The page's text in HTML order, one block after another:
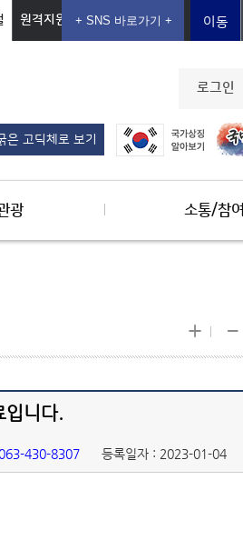
원격지원 이동
로그인
은 고딕체로 보기
광 소통/참여
+ -
니다.
430-8307 등록일자 : 2023-01-04